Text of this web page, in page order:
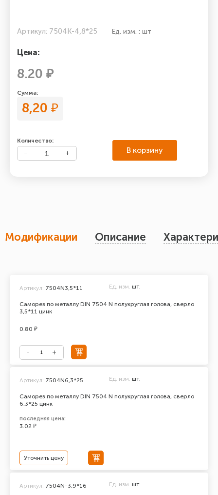
Артикул: 7504К-4,8*25 Ед. изм. : шт
Цена:
8.20 ₽
Сумма:
8,20 ₽
Количество:
В корзину
Модификации Описание
Саморез по металлу DIN 7504 N полукруглая голова, сверло
3,5*11 цинк
Артикул: 7504N3,5*11 Ед. изм. шт.
0.80 ₽
Саморез по металлу DIN 7504 N полукруглая голова, сверло
6,3*25 цинк
Артикул: 7504N6,3*25 Ед. изм. шт.
последняя цена:
3.02 ₽
Уточнить цену
Артикул: 7504N-3,9*16 Ед. изм. шт.